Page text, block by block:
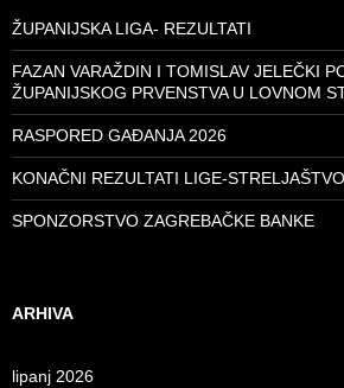
ŽUPANIJSKA LIGA- REZULTATI
FAZAN VARAŽDIN I TOMISLAV JELEČKI
ŽUPANIJSKOG PRVENSTVA U LOVNOM
RASPORED GAĐANJA 2026
KONAČNI REZULTATI LIGE-
SPONZORSTVO ZAGREBAČKE BANKE
ARHIVA
lipanj 2026